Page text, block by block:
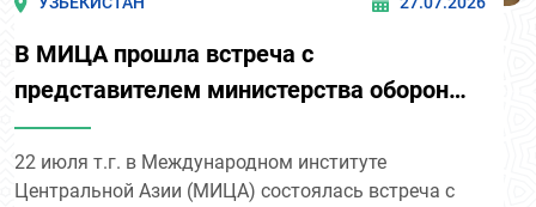
В МИЦА прошла встреча с
представителем министерства обороны
Нидерландов
22 июля т.г. в Международном институте
Центральной Азии (МИЦА) состоялась встреча с